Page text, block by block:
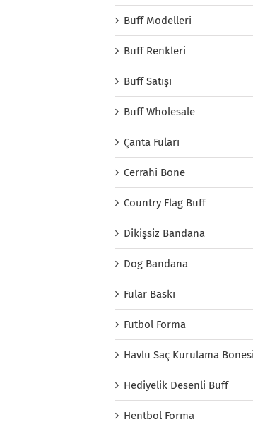
Buff Modelleri
Buff Renkleri
Buff Satışı
Buff Wholesale
Çanta Fuları
Cerrahi Bone
Country Flag Buff
Dikişsiz Bandana
Dog Bandana
Fular Baskı
Futbol Forma
Havlu Saç Kurulama Bonesi
Hediyelik Desenli Buff
Hentbol Forma